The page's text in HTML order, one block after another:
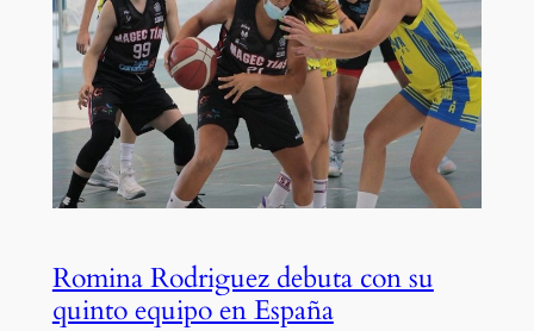
Romina Rodriguez debuta con su
quinto equipo en España